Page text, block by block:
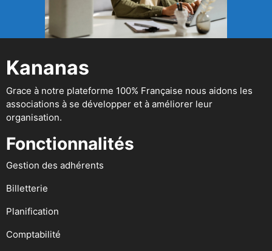
Kananas
Grace à notre plateforme 100% Française nous aidons les
associations à se développer et à améliorer leur
organisation.
Fonctionnalités
Gestion des adhérents
Billetterie
Planification
Comptabilité